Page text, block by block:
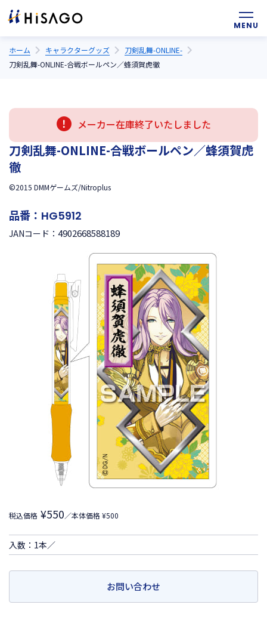
ホーム キャラクターグッズ
刀剣乱舞-ONLINE-
刀剣乱舞-ONLINE-合戦ボールペン／蜂須賀虎徹
メーカー在庫終了いたしました
刀剣乱舞-ONLINE-合戦ボールペン／蜂須賀虎
徹
©2015 DMMゲームズ/Nitroplus
品番： HG5912
JANコード： 4902668588189
税込価格 ¥550／本体価格 ¥500
入数：1本／
お問い合わせ